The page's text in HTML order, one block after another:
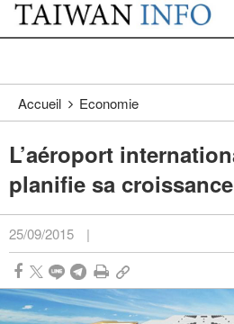
Passer au contenu principal
:::
Accueil Economie
L’aéroport
planifie sa croissance
25/09/2015 |